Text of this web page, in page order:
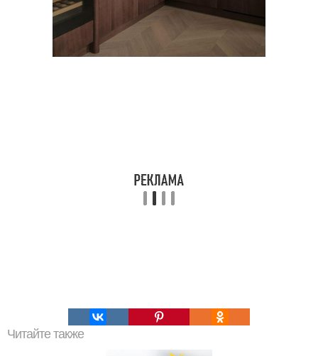
Читайте также